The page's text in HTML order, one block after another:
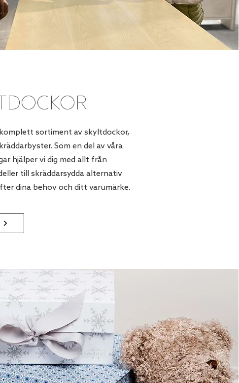
sortiment av skyltdockor,
Som en del av våra
hjälper vi dig med allt från
till skräddarsydda alternativ
dina behov och ditt varumärke.